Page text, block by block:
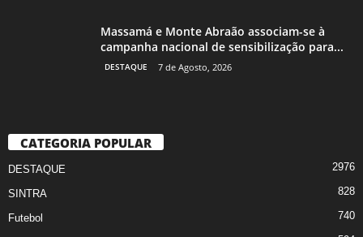
Massamá e Monte Abraão associam-se à
campanha nacional de sensibilização para...
DESTAQUE 7 de Agosto, 2026
CATEGORIA POPULAR
DESTAQUE 2976
SINTRA 828
Futebol 740